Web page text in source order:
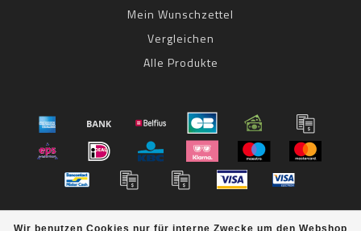
Wir benutzen Cookies nur für interne Zwecke um den Webshop
Mein Wunschzettel
Vergleichen
Alle Produkte
© Copyright 2026 bestbike RADSPORT Andreas Kommer -